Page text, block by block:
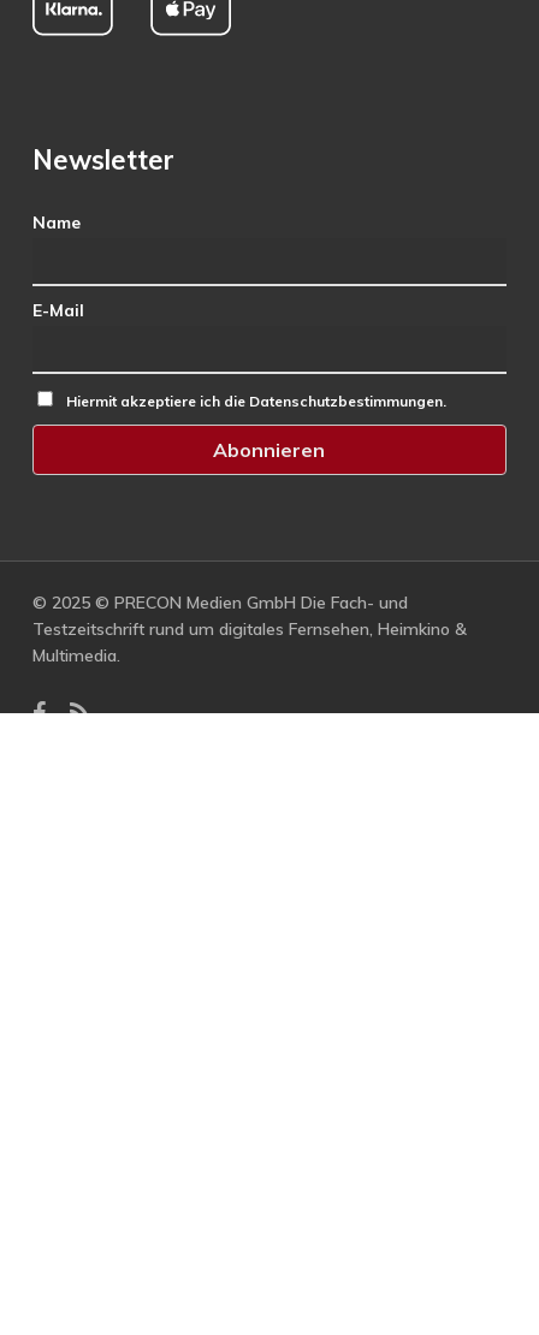
Newsletter
Name
E-Mail
Hiermit akzeptiere ich die Datenschutzbestimmungen.
© 2025 © PRECON Medien GmbH Die Fach- und
Testzeitschrift rund um digitales Fernsehen, Heimkino &
Multimedia.
facebook
RSS